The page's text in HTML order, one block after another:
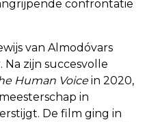
confrontatie
van Almodóvars
zijn succesvolle
Human Voicein 2020,
in
De film ging in